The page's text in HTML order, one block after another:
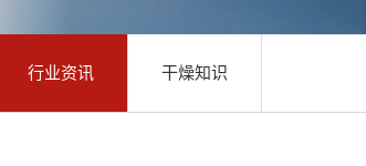
行业资讯 干燥知识